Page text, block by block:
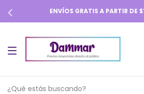
ENVÍOS GRATIS A PARTIR DE